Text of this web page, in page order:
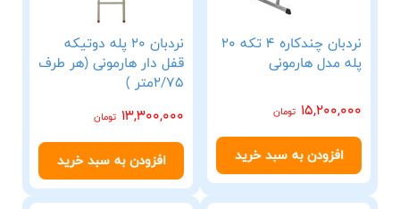
نردبان چندکاره 4 تکه 20
پله مدل هارمونی
15,200,000 تومان
افزودن به سبد خرید
نردبان 20 پله دوتیکه
قفل دار هارمونی (هر طرف
2/75متر )
13,300,000 تومان
افزودن به سبد خرید